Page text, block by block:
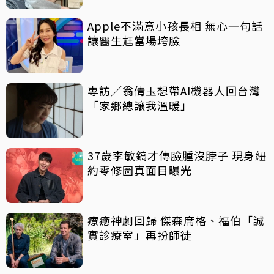
Apple不滿意小孩長相 無心一句話
讓醫生尪當場垮臉
專訪／翁倩玉想帶AI機器人回台灣
「家鄉總讓我溫暖」
37歲李敏鎬才傳臉腫沒脖子 現身紐
約零修圖真面目曝光
療癒神劇回歸 傑森席格、福伯「誠
實診療室」再扮師徒